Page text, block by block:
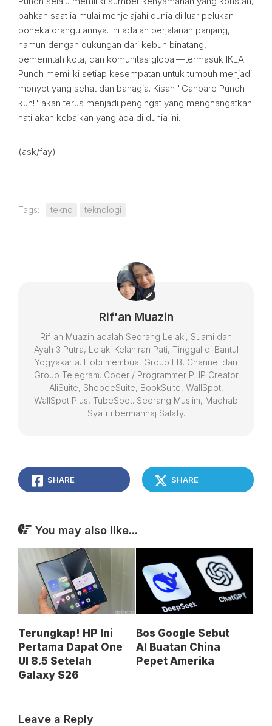
bahkan saat ia mulai menjelajahi dunia di luar pelukan
boneka orangutannya. Ini adalah perjalanan panjang,
namun dengan dukungan dari kebun binatang,
pemerintah kota, dan komunitas global—termasuk IKEA—
Punch memiliki setiap kesempatan untuk tumbuh menjadi
monyet yang sehat dan bahagia. Kisah "Ganbare Punch-
kun!" akan terus menjadi pengingat yang menghangatkan
hati akan kebaikan yang ada di dunia ini.
(ask/fay)
Tags: tekno teknologi
Rif'an Muazin
Rif'an Muazin adalah Seorang Lelaki, Suami dan
Ayah 3 Putra, Lelaki Kelahiran Pati, Tinggal di Bantul
Yogyakarta. Hobi membuat Group FB, Channel dan
Group Telegram. Coder / Programmer PHP Creator
AliSuite, ShopeeSuite, BookSuite, WallSpot,
WallSpot Plus, TubeSpot. Seorang Muslim, Madhab
Syafi'i bermanhaj Salafy.
SHARE SHARE
You may also like...
Terungkap! HP Ini
Pertama Dapat One
UI 8.5 Setelah
Galaxy S26
Bos Google Sebut
AI Buatan China
Pepet Amerika
Leave a Reply